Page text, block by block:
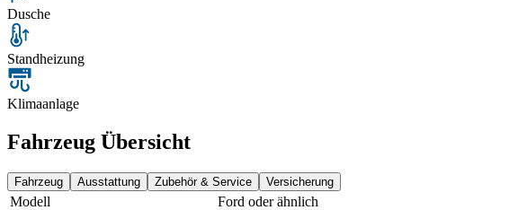
Dusche
Standheizung
Klimaanlage
Fahrzeug Übersicht
Fahrzeug Ausstattung Zubehör & Service Versicherung
Modell
Ford oder ähnlich